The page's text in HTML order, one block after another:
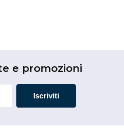
e promozioni
Iscriviti